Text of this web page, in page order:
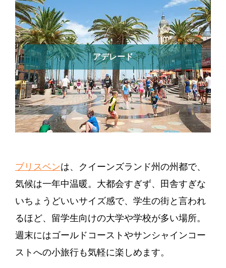
アデレード
ブリスベンは、クイーンズランド州の州都で、
気候は一年中温暖。大都会すぎず、田舎すぎな
いちょうどいいサイズ感で、学生の街と言われ
るほど、留学生向けの大学や学校が多い場所。
週末にはゴールドコーストやサンシャインコー
ストへの小旅行も気軽に楽しめます。